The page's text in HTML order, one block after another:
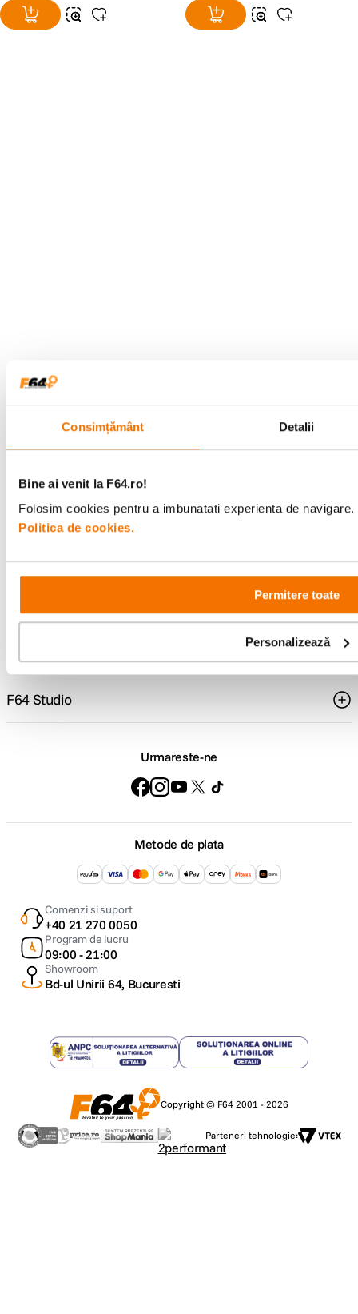
Consimțământ Detalii
Bine ai venit la F64.ro!
Folosim cookies pentru a imbunatati experienta de
Politica de cookies.
Permitere toate
Personalizează
specializata
Comenzi si livrare
Suport
F64 Studio
Urmareste-ne
Metode de plata
Comenzi si suport
+40 21 270 0050
Program de lucru
09:00 - 21:00
Showroom
Bd-ul Unirii 64, Bucuresti
Copyright © F64 2001 - 2026
Parteneri tehnologie: